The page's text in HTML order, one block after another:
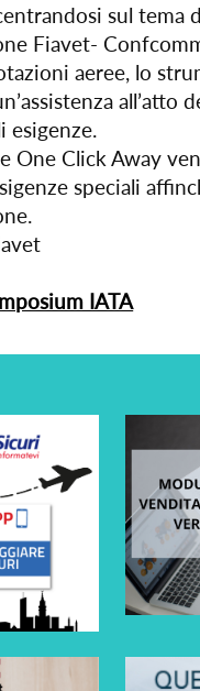
sul tema
Fiavet-
aeree, lo
esigenze.
One Click Away
speciali
IATA